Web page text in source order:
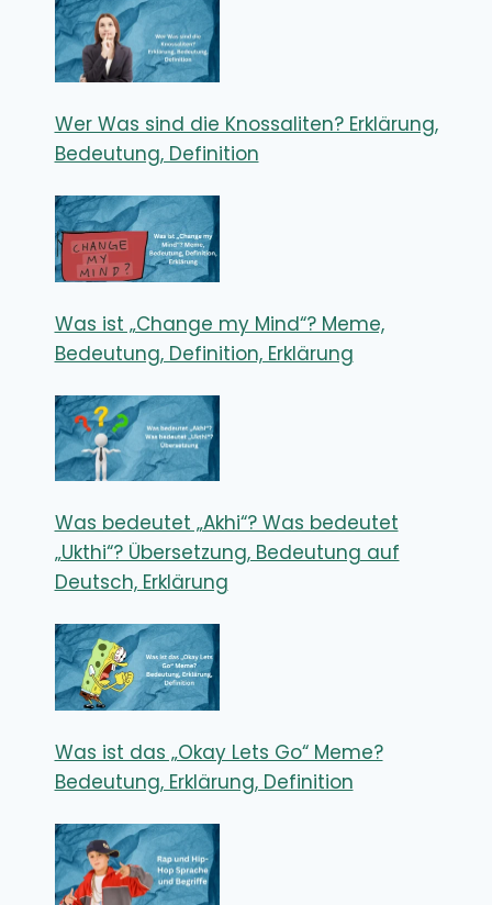
Wer Was sind die Knossaliten? Erklärung,
Bedeutung, Definition
Was ist „Change my Mind“? Meme,
Bedeutung, Definition, Erklärung
Was bedeutet „Akhi“? Was bedeutet
„Ukthi“? Übersetzung, Bedeutung auf
Deutsch, Erklärung
Was ist das „Okay Lets Go“ Meme?
Bedeutung, Erklärung, Definition